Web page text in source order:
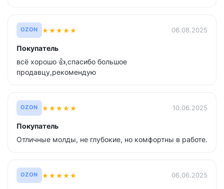
OZON ★★★★★ 06.08.2025
Покупатель
всё хорошо 👍,спасибо большое
продавцу,рекомендую
OZON ★★★★★ 10.06.2025
Покупатель
Отличные молды, не глубокие, но комфортны в работе.
OZON ★★★★★ 06.06.2025